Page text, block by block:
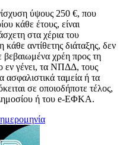
ύψους 250 €, που
κάθε έτους, είναι
στα χέρια του
αντίθετης διάταξης, δεν
βεβαιωμένα χρέη προς τη
εν γένει, τα ΝΠΔΔ, τους
ταμεία ή τα
σε οποιοδήποτε τέλος,
ή του e-ΕΦΚΑ.
ημερομηνία